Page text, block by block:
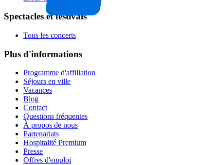
Spectacles et festivals
Tous les concerts
Plus d'informations
Programme d'affiliation
Séjours en ville
Vacances
Blog
Contact
Questions fréquentes
À propos de nous
Partenariats
Hospitalité Premium
Presse
Offres d'emploi